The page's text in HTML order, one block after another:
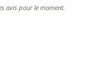
avis pour le moment.